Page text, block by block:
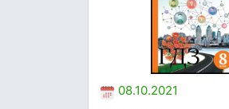
08.10.2021